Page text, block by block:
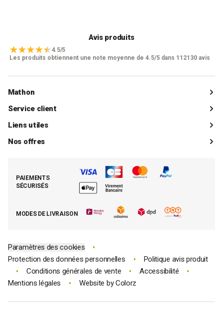
Avis produits
4.5/5
Les produits obtiennent une note moyenne de 4.5/5 dans 112130 avis
Mathon
Qui sommes-nous ?
Catalogue
La boutique de Saint-Marcellin
La presse parle de Mathon
Service client
Livraisons
Paiements
Demande de rétractation
Liens utiles
Mon compte client
Retrouver (ou activer) mon compte client
Nos offres
Nos best-sellers pâtisserie
Moins cher par lot
PAIEMENTS
SÉCURISÉS
MODES DE LIVRAISON
Paramètres des cookies •
Protection des données personnelles • Politique avis produit
• Conditions générales de vente • Accessibilité •
Mentions légales • Website byColorz